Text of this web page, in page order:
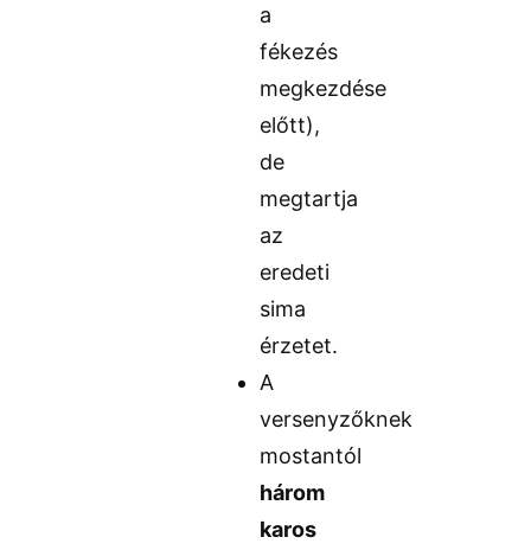
a
fékezés
megkezdése
előtt),
de
megtartja
az
eredeti
sima
érzetet.
A
versenyzőknek
mostantól
három
karos